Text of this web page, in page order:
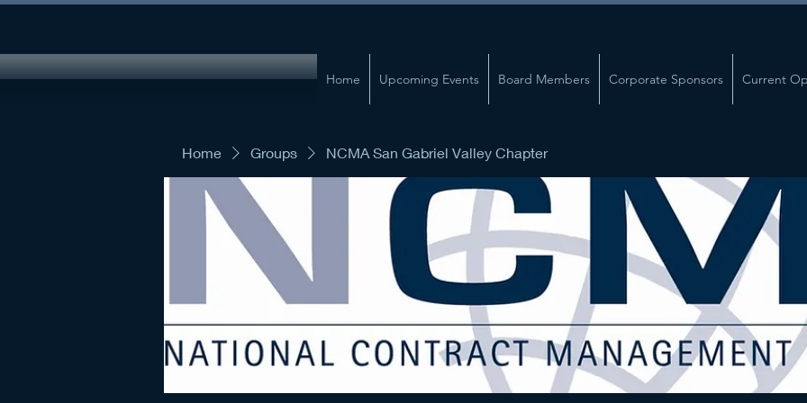
Home Upcoming Events Board Members Corporate Sponsors Current
Home Groups NCMA San Gabriel Valley Chapter